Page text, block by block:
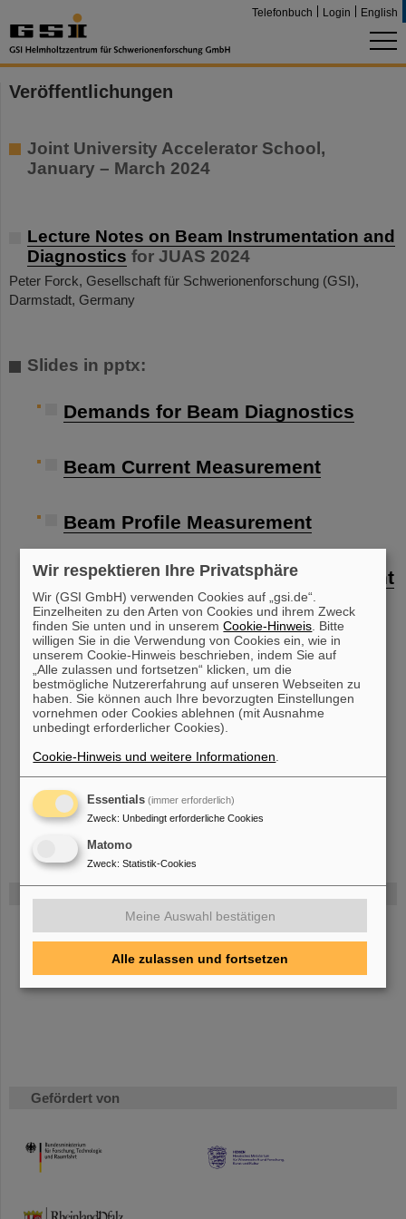
Telefonbuch Login English
Bei GSI entsteht das neue Beschleunigerzentrum FAIR.
Erfahren Sie mehr.
Gefördert von
HMWK
Veröffentlichungen
Joint University Accelerator School,
January – March 2024
Lecture Notes on Beam Instrumentation and
Diagnostics for JUAS 2024
Peter Forck, Gesellschaft für Schwerionenforschung (GSI),
Darmstadt, Germany
Slides in pptx:
Demands for Beam Diagnostics
Beam Current Measurement
Beam Profile Measurement
Transverse Emittance Measurement
Pick-Ups for bunched Beams
Longitudinal Measurements
Conclusion
Wir respektieren Ihre Privatsphäre
Wir (GSI GmbH) verwenden Cookies auf „gsi.de“.
Einzelheiten zu den Arten von Cookies und ihrem Zweck
finden Sie unten und in unseremCookie-Hinweis . Bitte
willigen Sie in die Verwendung von Cookies ein, wie in
unserem Cookie-Hinweis beschrieben, indem Sie auf
„Alle zulassen und fortsetzen“ klicken, um die
bestmögliche Nutzererfahrung auf unseren Webseiten zu
haben. Sie können auch Ihre bevorzugten Einstellungen
vornehmen oder Cookies ablehnen (mit Ausnahme
unbedingt erforderlicher Cookies).
Cookie-Hinweis und weitere Informationen
Essentials (immer erforderlich)
Zweck: Unbedingt erforderliche Cookies
Matomo
Zweck: Statistik-Cookies
Meine Auswahl bestätigen
Alle zulassen und fortsetzen